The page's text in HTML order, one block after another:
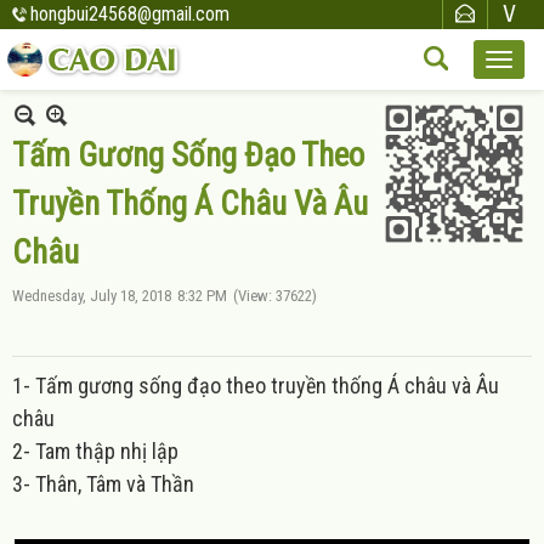
hongbui24568@gmail.com
Tấm Gương Sống Đạo Theo
Truyền Thống Á Châu Và Âu
Châu
Wednesday, July 18, 2018 8:32 PM (View: 37622)
1- Tấm gương sống đạo theo truyền thống Á châu và Âu
châu
2- Tam thập nhị lập
3- Thân, Tâm và Thần